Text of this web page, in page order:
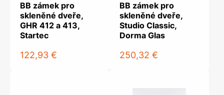
BB zámek pro
skleněné dveře,
GHR 412 a 413,
Startec
122,93 €
BB zámek pro
skleněné dveře,
Studio Classic,
Dorma Glas
250,32 €